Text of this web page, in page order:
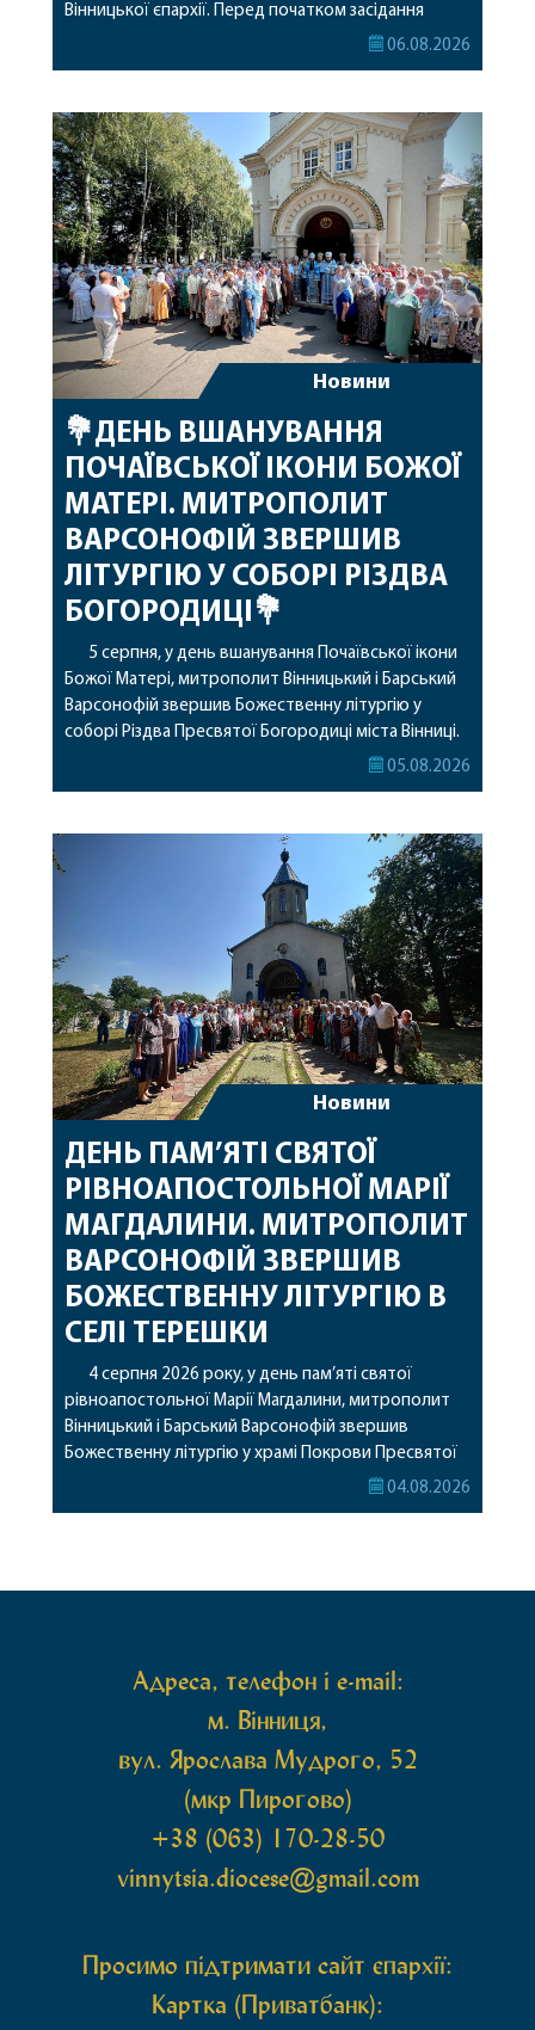
Вінницької єпархії. Перед початком засідання
секретар Єпархіальної Ради від імені членів Ради
побажавши йому міцного здоров’я, Божої
допомоги, миру, духовної радості та
благословенних успіхів у подальшому
архіпастирському служінні. […]
06.08.2026
Новини
💐ДЕНЬ ВШАНУВАННЯ
ПОЧАЇВСЬКОЇ ІКОНИ БОЖОЇ
МАТЕРІ. МИТРОПОЛИТ
ВАРСОНОФІЙ ЗВЕРШИВ
ЛІТУРГІЮ У СОБОРІ РІЗДВА
БОГОРОДИЦІ💐
5 серпня, у день вшанування Почаївської ікони
Божої Матері, митрополит Вінницький і Барський
Варсонофій звершив Божественну літургію у
соборі Різдва Пресвятої Богородиці міста Вінниці.
Його Високопреосвященству співслужили
священному сані. Під час богослужіння підносилися
особливі молитви за мир в Україні, за воїнів, які
05.08.2026
Новини
ДЕНЬ ПАМ’ЯТІ СВЯТОЇ
РІВНОАПОСТОЛЬНОЇ МАРІЇ
МАГДАЛИНИ. МИТРОПОЛИТ
ВАРСОНОФІЙ ЗВЕРШИВ
БОЖЕСТВЕННУ ЛІТУРГІЮ В
СЕЛІ ТЕРЕШКИ
4 серпня 2026 року, у день пам’яті святої
рівноапостольної Марії Магдалини, митрополит
Вінницький і Барський Варсонофій звершив
Божественну літургію у храмі Покрови Пресвятої
Богородиці села Терешки Барського благочиння.
04.08.2026
Адреса, телефон і e-mail:
м. Вінниця,
вул. Ярослава Мудрого, 52
(мкр Пирогово)
+38 (063) 170-28-50
vinnytsia.diocese@gmail.com
Просимо підтримати сайт єпархії:
Картка (Приватбанк):